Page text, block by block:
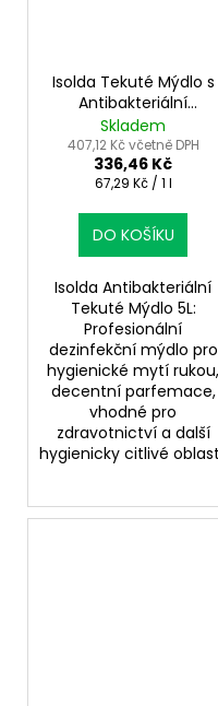
Isolda Tekuté Mýdlo s
Antibakteriální
Přísadou – pro časté
mytí rukou
Skladem
407,12 Kč včetně DPH
336,46 Kč
Měrná
67,29 Kč / 1 l
DO KOŠÍKU
Isolda Antibakteriální
Tekuté Mýdlo 5L:
Profesionální
dezinfekční mýdlo pro
hygienické mytí rukou,
decentní parfemace,
vhodné pro
zdravotnictví a další
hygienicky citlivé